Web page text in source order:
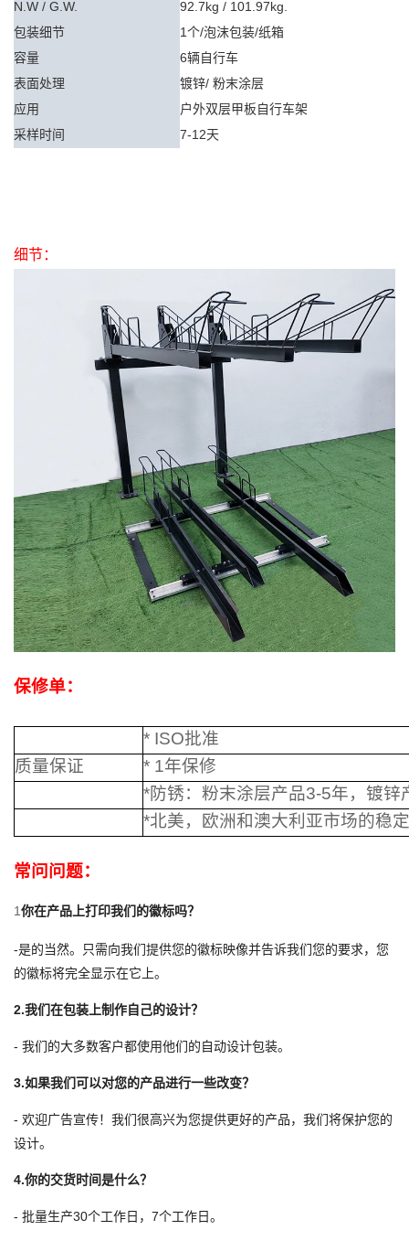
N.W / G.W.
92.7kg / 101.97kg.
包装细节
1个/泡沫包装/纸箱
容量
6辆自行车
表面处理
镀锌/ 粉末涂层
应用
户外双层甲板自行车架
采样时间
7-12天
细节：
保修单：
* ISO批准
质量保证
* 1年保修
*防锈：粉末涂层产品3-5年，镀锌
*北美，欧洲和澳大利亚市场的稳
常问问题：
1你在产品上打印我们的徽标吗？
-是的当然。只需向我们提供您的徽标映像并告诉我们您的要求，您
的徽标将完全显示在它上。
2.我们在包装上制作自己的设计？
- 我们的大多数客户都使用他们的自动设计包装。
3.如果我们可以对您的产品进行一些改变？
- 欢迎广告宣传！我们很高兴为您提供更好的产品，我们将保护您的
设计。
4.你的交货时间是什么？
- 批量生产30个工作日，7个工作日。